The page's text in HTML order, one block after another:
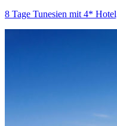
8 Tage Tunesien mit 4*